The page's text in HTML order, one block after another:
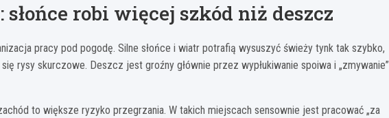
robi więcej szkód niż deszcz
pracy pod pogodę. Silne słońce i wiatr potrafią wysuszyć świeży tynk tak szybko,
rysy skurczowe. Deszcz jest groźny głównie przez wypłukiwanie spoiwa i „zmywanie”
to większe ryzyko przegrzania. W takich miejscach sensownie jest pracować „za